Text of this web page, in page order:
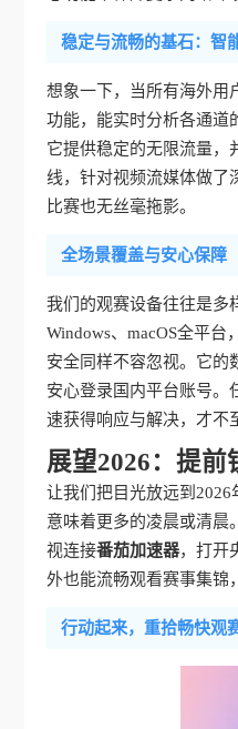
稳定与流畅的基石：智
想象一下，当所有海外用
功能，能实时分析各通道
它提供稳定的无限流量，
线，针对视频流媒体做了
比赛也无丝毫拖影。
全场景覆盖与安心保障
我们的观赛设备往往是多
Windows、macOS全平
安全同样不容忽视。它的
安心登录国内平台账号。
速获得响应与解决，才不
展望2026：提
让我们把目光放远到
意味着更多的凌晨或清晨
视连接番茄加速器，打开
外也能流畅观看赛事集锦
行动起来，重拾畅快观